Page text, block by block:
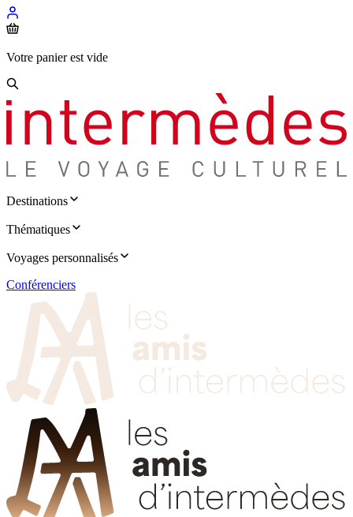
Votre panier est vide
Destinations
Thématiques
Voyages personnalisés
Conférenciers